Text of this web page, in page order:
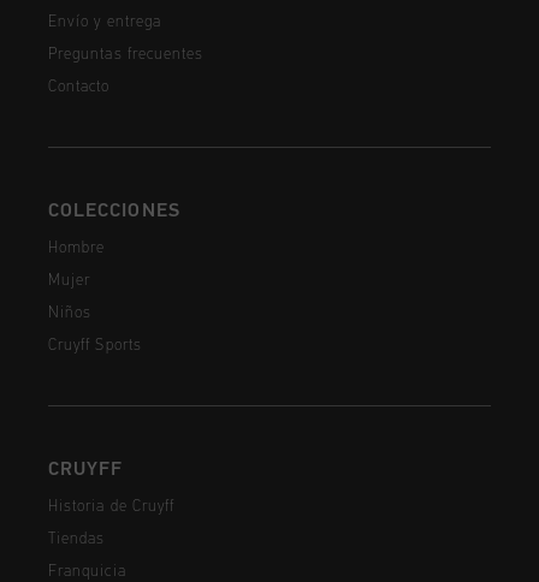
Envío y entrega
Preguntas frecuentes
Contacto
COLECCIONES
Hombre
Mujer
Niños
Cruyff Sports
CRUYFF
Historia de Cruyff
Tiendas
Franquicia